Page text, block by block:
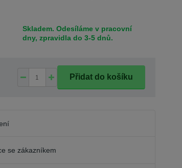
Skladem. Odesíláme v pracovní
dny, zpravidla do 3-5 dnů.
Přidat do košíku
se zákazníkem